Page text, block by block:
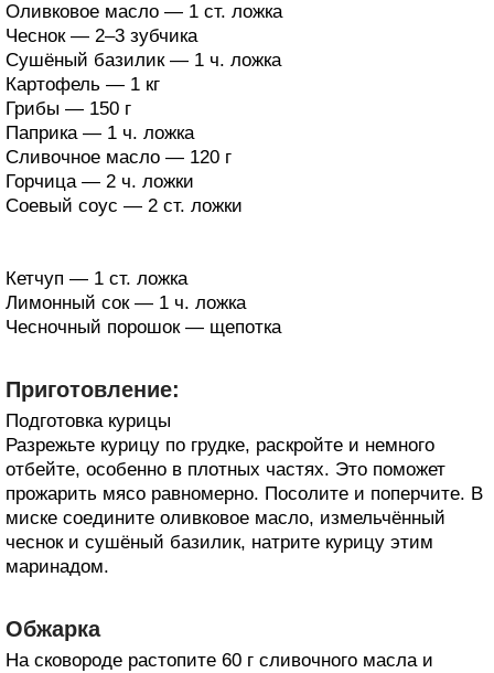
Оливковое масло — 1 ст. ложка
Чеснок — 2–3 зубчика
Сушёный базилик — 1 ч. ложка
Картофель — 1 кг
Грибы — 150 г
Паприка — 1 ч. ложка
Сливочное масло — 120 г
Горчица — 2 ч. ложки
Соевый соус — 2 ст. ложки
Кетчуп — 1 ст. ложка
Лимонный сок — 1 ч. ложка
Чесночный порошок — щепотка
Приготовление:
Подготовка курицы
Разрежьте курицу по грудке, раскройте и немного
отбейте, особенно в плотных частях. Это поможет
прожарить мясо равномерно. Посолите и поперчите. В
миске соедините оливковое масло, измельчённый
чеснок и сушёный базилик, натрите курицу этим
маринадом.
Обжарка
На сковороде растопите 60 г сливочного масла и